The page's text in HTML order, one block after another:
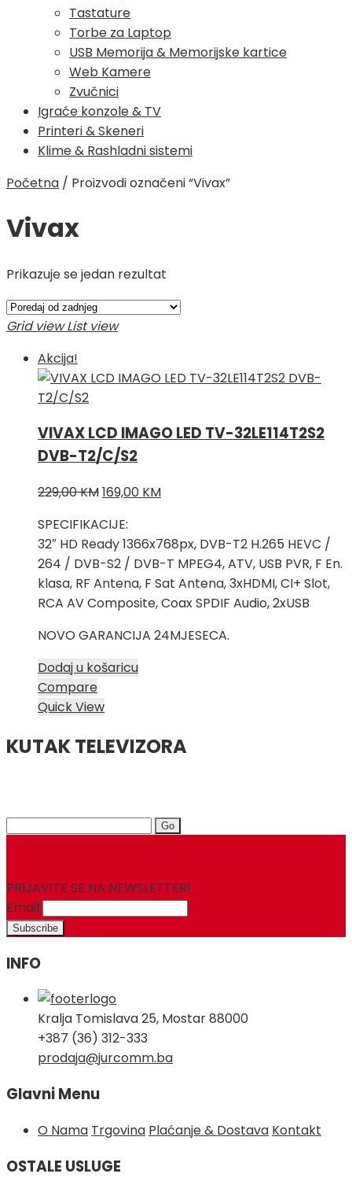
Tastature
Torbe za Laptop
USB Memorija & Memorijske kartice
Web Kamere
Zvučnici
Igraće konzole & TV
Printeri & Skeneri
Klime & Rashladni sistemi
Početna / Proizvodi označeni “Vivax”
Vivax
Prikazuje se jedan rezultat
Grid view List view
Akcija!
VIVAX LCD IMAGO LED TV-32LE114T2S2
DVB-T2/C/S2
229,00KMIzvorna
bila
je:
229,00 KM.
169,00 KMTrenutna
169,00 KM.
SPECIFIKACIJE:
32″ HD Ready 1366x768px, DVB-T2 H.265 HEVC /
264 / DVB-S2 / DVB-T MPEG4, ATV, USB PVR, F En.
klasa, RF Antena, F Sat Antena, 3xHDMI, CI+ Slot,
RCA AV Composite, Coax SPDIF Audio, 2xUSB
NOVO GARANCIJA 24MJESECA.
Dodaj u košaricu
Compare
Quick View
KUTAK TELEVIZORA
Search
PRIJAVITE SE NA NEWSLETTER!
Email
INFO
Kralja Tomislava 25, Mostar 88000
+387 (36) 312-333
prodaja@jurcomm.ba
Glavni Menu
O Nama Trgovina Plaćanje & Dostava Kontakt
OSTALE USLUGE